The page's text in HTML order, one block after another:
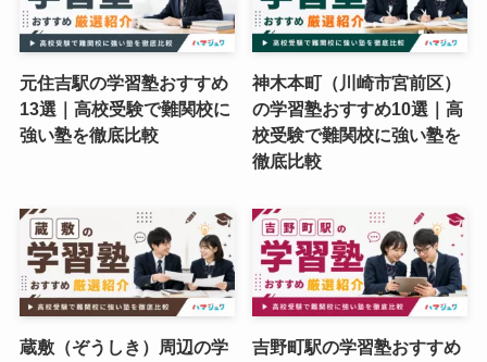
元住吉駅の学習塾おすすめ
13選｜高校受験で難関校に
強い塾を徹底比較
神木本町（川崎市宮前区）
の学習塾おすすめ10選｜高
校受験で難関校に強い塾を
徹底比較
蔵敷（ぞうしき）周辺の学
吉野町駅の学習塾おすすめ